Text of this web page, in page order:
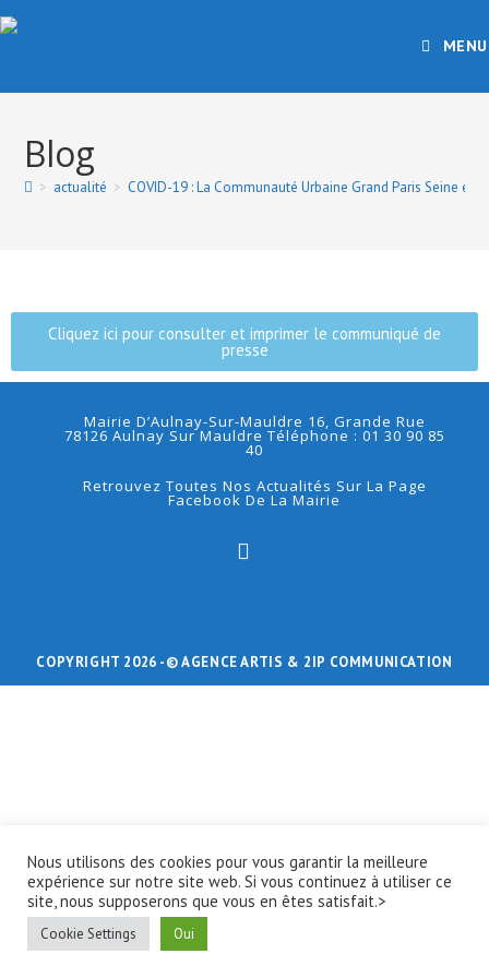
MENU
Blog
> actualité > COVID-19 : La Communauté Urbaine Grand Paris Seine et
Cliquez ici pour consulter et imprimer le communiqué de
presse
Mairie D’Aulnay-Sur-Mauldre 16, Grande Rue
78126 Aulnay Sur Mauldre Téléphone : 01 30 90 85
40
Retrouvez Toutes Nos Actualités Sur La Page
Facebook De La Mairie
COPYRIGHT 2026 -© AGENCE ARTIS & 2IP COMMUNICATION
Nous utilisons des cookies pour vous garantir la meilleure
expérience sur notre site web. Si vous continuez à utiliser ce
site, nous supposerons que vous en êtes satisfait.>
Cookie Settings Oui